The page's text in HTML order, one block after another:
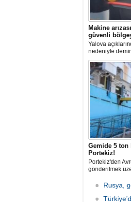
Makine
güvenli
Yalova
nedeniyle
tanker,
şekilde
Gemide 5 ton
Portekiz!
Portekiz'den
gönderilmek
hava ve deniz
operasyonuyla
kapsamında,
Rusya,